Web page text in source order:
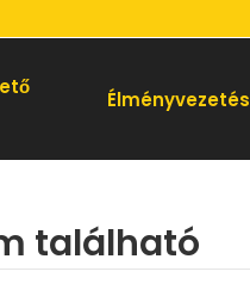
Élményvezetés
található